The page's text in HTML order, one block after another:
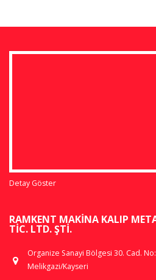
Detay Göster
RAMKENT MAKINA KALIP
TIC. LTD. ŞTI.
Organize Sanayi Bölgesi 30. Cad.
Melikgazi/Kayseri